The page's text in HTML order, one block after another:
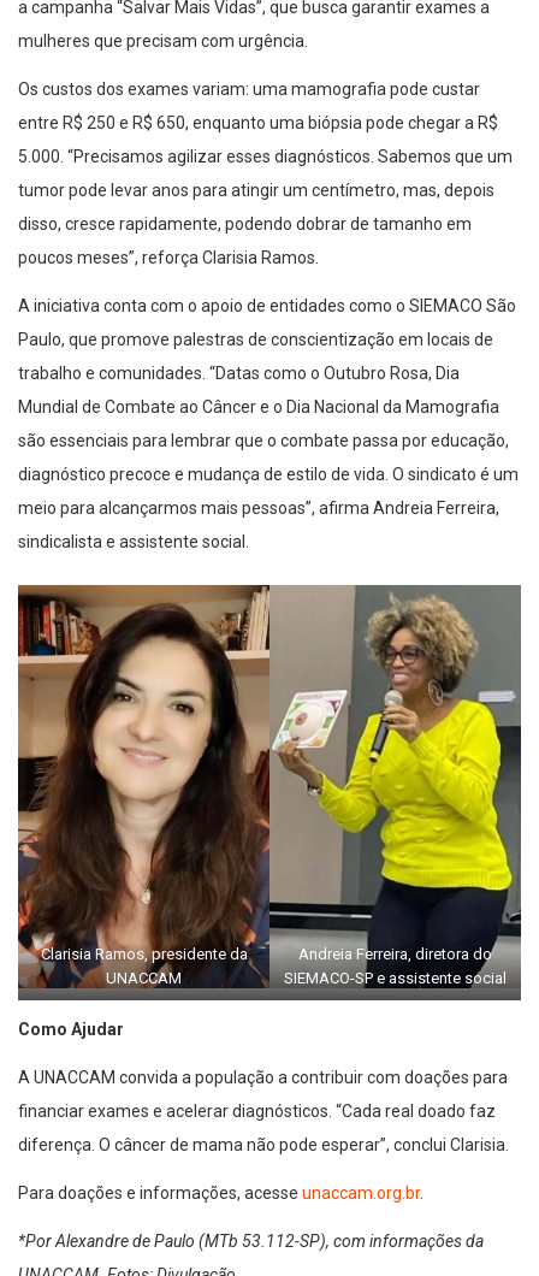
a campanha “Salvar Mais Vidas”, que busca garantir exames a
mulheres que precisam com urgência.
Os custos dos exames variam: uma mamografia pode custar
entre R$ 250 e R$ 650, enquanto uma biópsia pode chegar a R$
5.000. “Precisamos agilizar esses diagnósticos. Sabemos que um
tumor pode levar anos para atingir um centímetro, mas, depois
disso, cresce rapidamente, podendo dobrar de tamanho em
poucos meses”, reforça Clarisia Ramos.
A iniciativa conta com o apoio de entidades como o SIEMACO São
Paulo, que promove palestras de conscientização em locais de
trabalho e comunidades. “Datas como o Outubro Rosa, Dia
Mundial de Combate ao Câncer e o Dia Nacional da Mamografia
são essenciais para lembrar que o combate passa por educação,
diagnóstico precoce e mudança de estilo de vida. O sindicato é um
meio para alcançarmos mais pessoas”, afirma Andreia Ferreira,
sindicalista e assistente social.
Clarisia Ramos, presidente da
UNACCAM
Andreia Ferreira, diretora do
SIEMACO-SP e assistente social
Como Ajudar
A UNACCAM convida a população a contribuir com doações para
financiar exames e acelerar diagnósticos. “Cada real doado faz
diferença. O câncer de mama não pode esperar”, conclui Clarisia.
Para doações e informações, acesse unaccam.org.br.
*Por Alexandre de Paulo (MTb 53.112-SP), com informações da